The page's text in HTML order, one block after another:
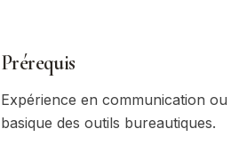
Prérequis
Expérience en communication
basique des outils bureautiques.